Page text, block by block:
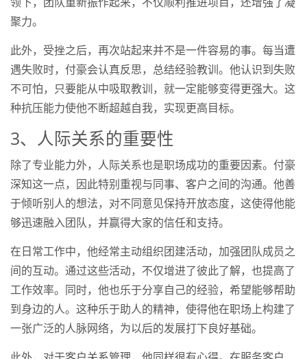
聚力。
此外，受挫之后，再次站起来并不是一件容易的事。每当遭
遇失败时，付豪会认真反思，总结经验教训。他认识到失败
不可怕，只要能从中吸取教训，就一定能够变得更强大。这
种抗压能力使他不断超越自我，实现更高目标。
3、人际关系的重要性
除了专业能力外，人际关系也是职场成功的重要因素。付豪
深知这一点，因此特别重视与同事、客户之间的沟通。他善
于倾听别人的想法，对不同意见保持开放态度，这使得他能
够迅速融入团队，并赢得大家的信任和支持。
在日常工作中，他经常主动组织团建活动，加强团队成员之
间的互动。通过这些活动，不仅增进了彼此了解，也提高了
工作效率。同时，他也乐于分享自己的经验，希望能够帮助
到身边的人。这种乐于助人的精神，使得他在职场上构建了
一张广泛的人脉网络，为以后的发展打下良好基础。